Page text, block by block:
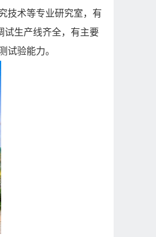
技术等专业研究室，有
试生产线齐全，有主要
试验能力。